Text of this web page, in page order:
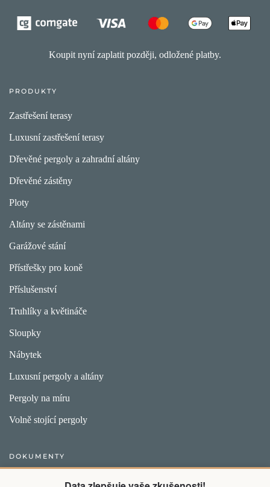
Koupit nyní zaplatit později, odložené platby.
PRODUKTY
Zastřešení terasy
Luxusní zastřešení terasy
Dřevěné pergoly a zahradní altány
Dřevěné zástěny
Ploty
Altány se zástěnami
Garážové stání
Přístřešky pro koně
Příslušenství
Truhlíky a květináče
Sloupky
Nábytek
Luxusní pergoly a altány
Pergoly na míru
Volně stojící pergoly
DOKUMENTY
Obecný postup pro vytvoření objednávky